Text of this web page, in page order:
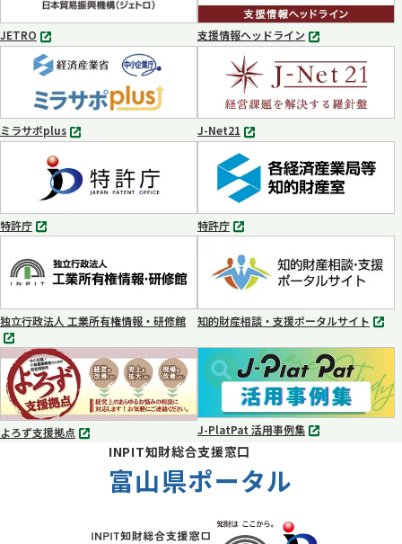
開
く
JETRO
別
タ
ブ
で
開
く
支援情報ヘッドライン
別
タ
ブ
で
開
く
ミラサポplus
別
ブ
で
開
く
J-Net21
別
タ
ブ
で
開
く
特許庁
別
ブ
で
く
特許庁
別
ブ
で
開
く
独立行政法人 工業所有権情報・研修館
別
タ
ブ
で
知的財産相談・支援ポータルサイト
別
タ
開
く
よろず支援拠点
別
J-PlatPat 活用事例集
別
INPIT知財総合支援窓口
富山県ポータル